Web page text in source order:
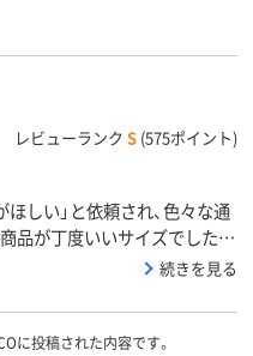
レビューランク S (575ポイント)
しい」と依頼され、色々な通
品が丁度いいサイズでした。
ではとても揃わなかったと思
続きを見る
に投稿された内容です。